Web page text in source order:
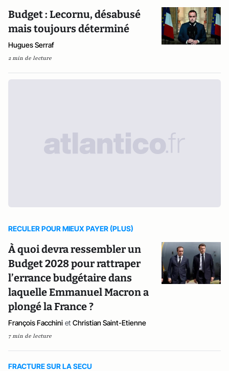
Budget : Lecornu, désabusé
mais toujours déterminé
Hugues Serraf
2 min de lecture
RECULER POUR MIEUX PAYER (PLUS)
À quoi devra ressembler un
Budget 2028 pour rattraper
l’errance budgétaire dans
laquelle Emmanuel Macron a
plongé la France ?
François Facchini et Christian Saint-Etienne
7 min de lecture
FRACTURE SUR LA SECU